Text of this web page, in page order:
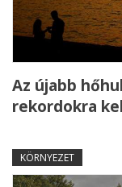
Az újabb
rekordokra
KÖRNYEZET